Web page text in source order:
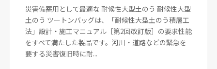
災害備蓄用として最適な 耐候性大型土のう 耐候性大型
土のう ツートンバッグは、「耐候性大型土のう積層工
法」設計・施工マニュアル［第2回改訂版］の要求性能
をすべて満たした製品です。河川・道路などの緊急を
要する災害復旧時に耐...